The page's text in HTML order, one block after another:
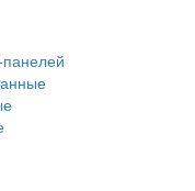
панелей